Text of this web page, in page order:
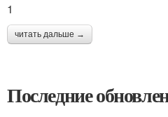
1
читать дальше →
Последние